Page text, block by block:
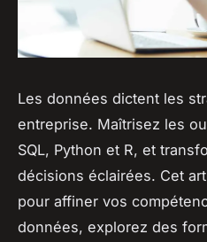
Les données dictent les
entreprise. Maîtrisez les
SQL, Python et R, et
décisions éclairées. Cet
pour affiner vos
données, explorez des